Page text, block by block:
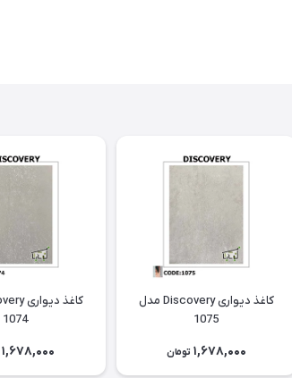
کاغذ دیواری Discovery مدل
1075
1,678,000 تومان
1074
1,678,000